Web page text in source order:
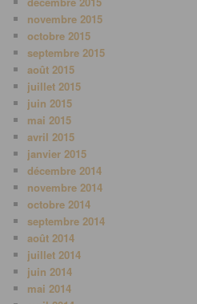
novembre 2015
octobre 2015
septembre 2015
août 2015
juillet 2015
juin 2015
mai 2015
avril 2015
janvier 2015
décembre 2014
novembre 2014
octobre 2014
septembre 2014
août 2014
juillet 2014
juin 2014
mai 2014